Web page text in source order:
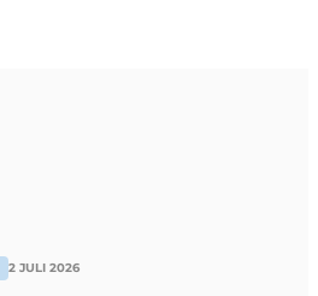
2 JULI 2026